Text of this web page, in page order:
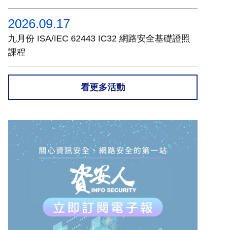
2026.09.17
九月份 ISA/IEC 62443 IC32 網路安全基礎證照
課程
看更多活動